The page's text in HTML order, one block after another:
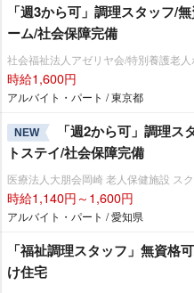
「週3から可」調理スタッフ/
ーム/社会保障完備
社会福祉法人アゼリヤ会/特別養護老
時給1,600円
アルバイト・パート / 東京都
NEW
「週2から可」調理
トステイ/社会保障完備
医療法人大朋会岡崎 老人保健施設 ス
時給1,140円～1,600円
アルバイト・パート / 愛知県
「福祉調理スタッフ」無資格
け住宅